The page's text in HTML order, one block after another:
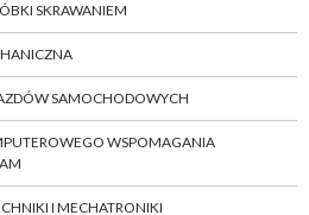
SKRAWANIEM
SAMOCHODOWYCH
WSPOMAGANIA
I MECHATRONIKI